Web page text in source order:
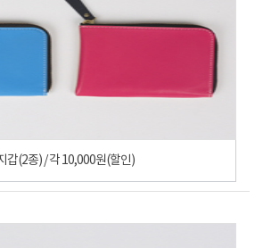
갑(2종) / 각 10,000원(할인)